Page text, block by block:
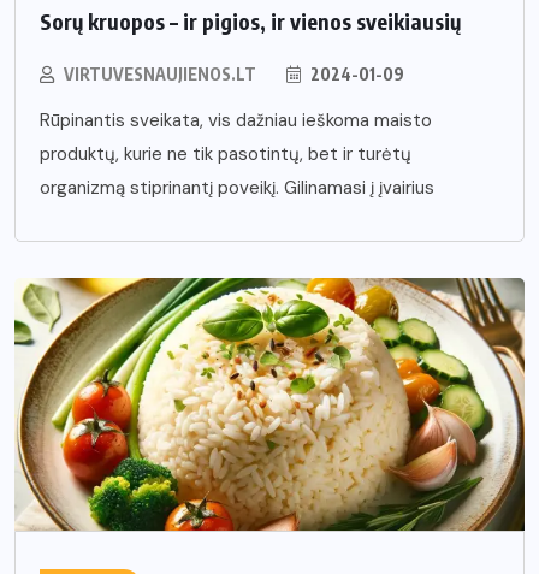
Sorų kruopos – ir pigios, ir vienos sveikiausių
VIRTUVESNAUJIENOS.LT 2024-01-09
Rūpinantis sveikata, vis dažniau ieškoma maisto
produktų, kurie ne tik pasotintų, bet ir turėtų
organizmą stiprinantį poveikį. Gilinamasi į įvairius